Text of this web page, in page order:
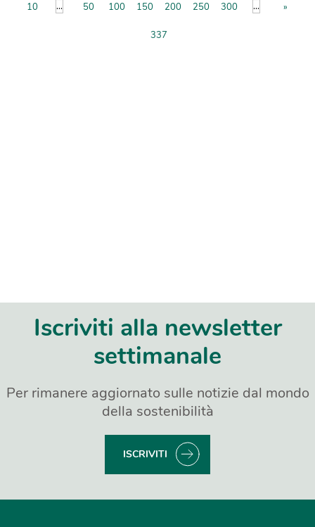
10 ... 50 100 150 200 250 300 ... »
337
Iscriviti alla newsletter
settimanale
Per rimanere aggiornato sulle notizie dal mondo
della sostenibilità
ISCRIVITI